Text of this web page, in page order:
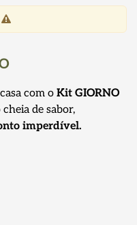
com o Kit GIORNO
de sabor,
imperdível.